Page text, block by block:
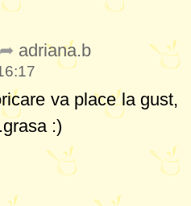
adriana.b
va place la gust,
:)